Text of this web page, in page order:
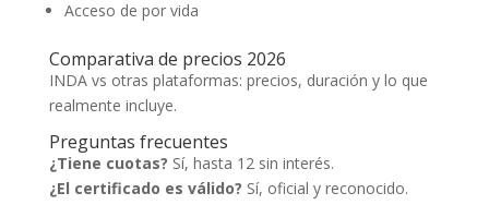
Acceso de por vida
Comparativa de precios 2026
INDA vs otras plataformas: precios, duración y lo que
realmente incluye.
Preguntas frecuentes
¿Tiene cuotas? Sí, hasta 12 sin interés.
¿El certificado es válido? Sí, oficial y reconocido.